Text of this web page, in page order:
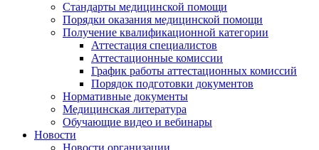
Стандарты медицинской помощи
Порядки оказания медицинской помощи
Получение квалификационной категории
Аттестация специалистов
Аттестационные комиссии
График работы аттестационных комиссий
Порядок подготовки документов
Нормативные документы
Медицинская литература
Обучающие видео и вебинары
Новости
Новости организации